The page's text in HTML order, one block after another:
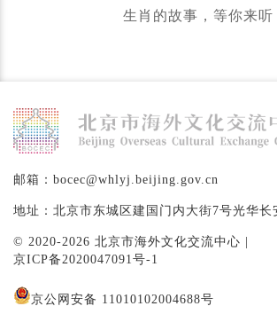
生肖的故事，等你来听
邮箱：bocec@whlyj.beijing.gov.cn
地址：北京市东城区建国门内大街7号光华长
© 2020-2026 北京市海外文化交流中心 |
京ICP备2020047091号-1
京公网安备 11010102004688号